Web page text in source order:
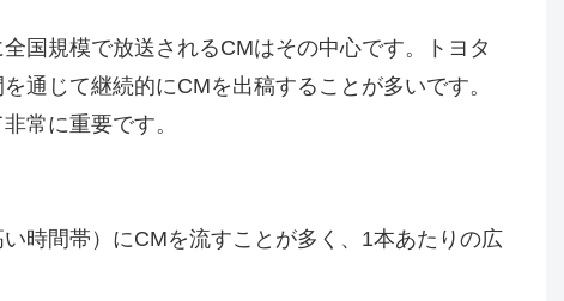
国規模で放送されるCMはその中心です。トヨタ
通じて継続的にCMを出稿することが多いです。
常に重要です。
時間帯）にCMを流すことが多く、1本あたりの広